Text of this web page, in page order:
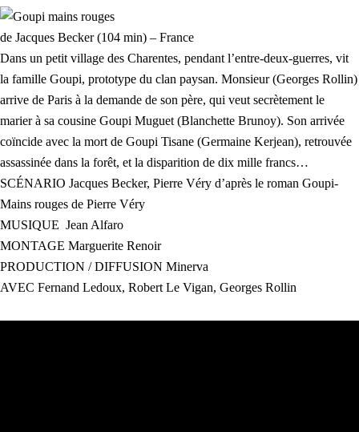
de Jacques Becker (104 min) – France
Dans un petit village des Charentes, pendant l’entre-deux-guerres, vit
la famille Goupi, prototype du clan paysan. Monsieur (Georges Rollin)
arrive de Paris à la demande de son père, qui veut secrètement le
marier à sa cousine Goupi Muguet (Blanchette Brunoy). Son arrivée
coïncide avec la mort de Goupi Tisane (Germaine Kerjean), retrouvée
assassinée dans la forêt, et la disparition de dix mille francs…
SCÉNARIO Jacques Becker, Pierre Véry d’après le roman Goupi-
Mains rouges de Pierre Véry
MUSIQUE Jean Alfaro
MONTAGE Marguerite Renoir
PRODUCTION / DIFFUSION Minerva
AVEC Fernand Ledoux, Robert Le Vigan, Georges Rollin